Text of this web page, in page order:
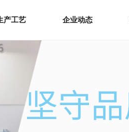
产工艺 企业动态